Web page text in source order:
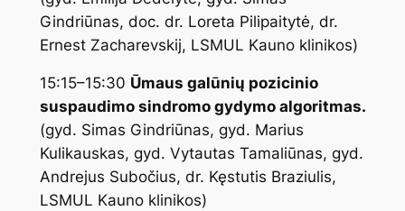
Gindriūnas, doc. dr. Loreta Pilipaitytė, dr.
Ernest Zacharevskij, LSMUL Kauno klinikos)
15:15–15:30 Ūmaus galūnių pozicinio
suspaudimo sindromo gydymo algoritmas.
(gyd. Simas Gindriūnas, gyd. Marius
Kulikauskas, gyd. Vytautas Tamaliūnas, gyd.
Andrejus Subočius, dr. Kęstutis Braziulis,
LSMUL Kauno klinikos)